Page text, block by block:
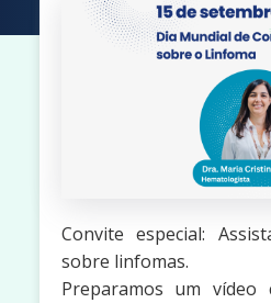
Convite especial:
sobre linfomas.
Preparamos um